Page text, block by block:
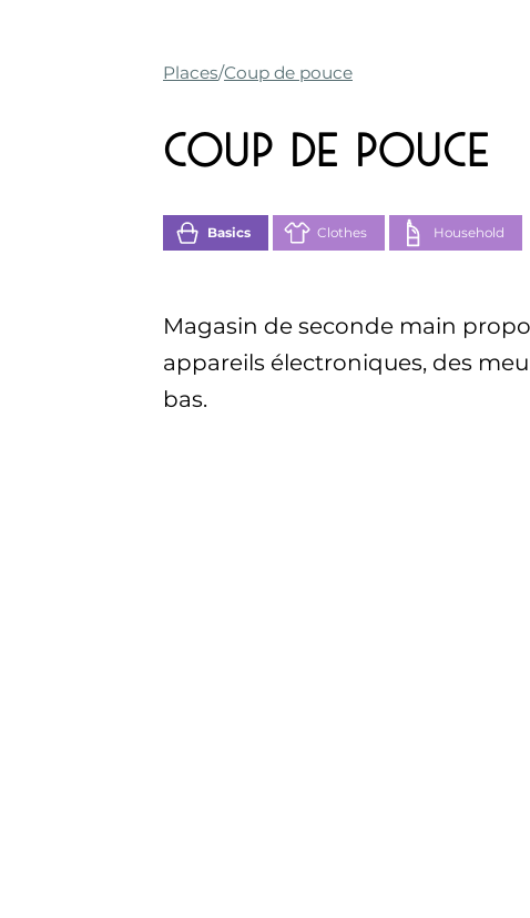
Places Coup de pouce
Coup de pouce
Basics Clothes Household
Magasin de seconde main
appareils électroniques, des
bas.